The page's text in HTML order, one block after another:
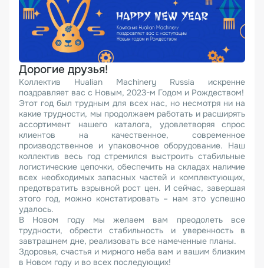
Дорогие друзья!
Коллектив Hualian Machinery Russia искренне
поздравляет вас с Новым, 2023-м Годом и Рождеством!
Этот год был трудным для всех нас, но несмотря ни на
какие трудности, мы продолжаем работать и расширять
ассортимент нашего каталога, удовлетворяя спрос
клиентов на качественное, современное
производственное и упаковочное оборудование. Наш
коллектив весь год стремился выстроить стабильные
логистические цепочки, обеспечить на складах наличие
всех необходимых запасных частей и комплектующих,
предотвратить взрывной рост цен. И сейчас, завершая
этого год, можно констатировать – нам это успешно
удалось.
В Новом году мы желаем вам преодолеть все
трудности, обрести стабильность и уверенность в
завтрашнем дне, реализовать все намеченные планы.
Здоровья, счастья и мирного неба вам и вашим близким
в Новом году и во всех последующих!